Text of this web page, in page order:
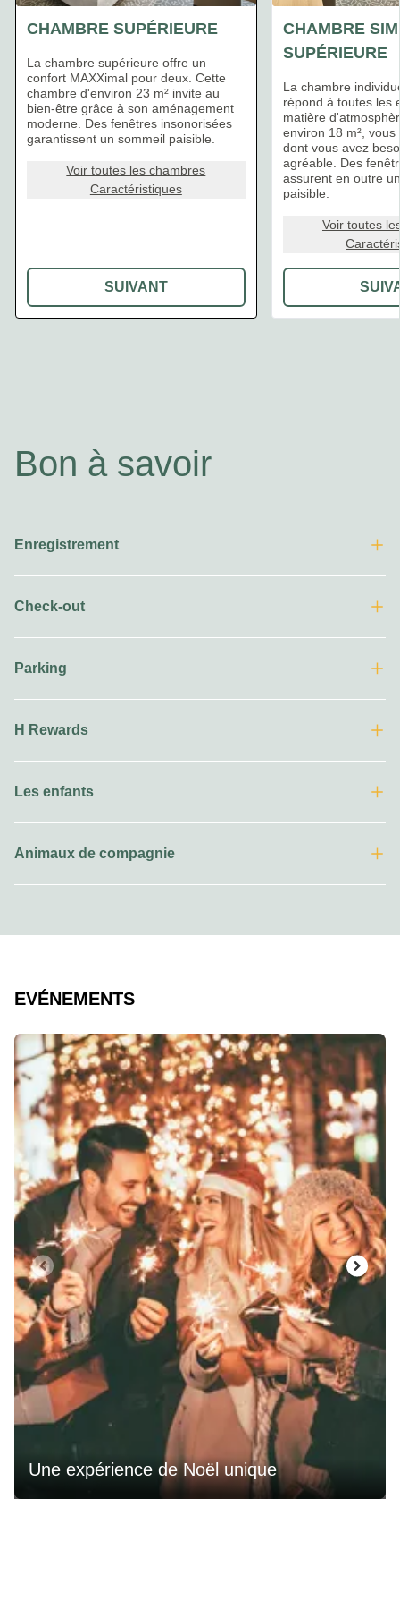
CHAMBRE SUPÉRIEURE
La chambre supérieure offre un
confort MAXXimal pour deux. Cette
chambre d'environ 23 m² invite au
bien-être grâce à son aménagement
moderne. Des fenêtres insonorisées
garantissent un sommeil paisible.
Voir toutes les chambres
Caractéristiques
SUIVANT
CHAMBRE
SUPÉRIEURE
La chambre
répond à toutes les
matière
environ 18 m²,
dont vous avez
agréable. Des
assurent en outre
paisible.
Voir toutes
Bon à savoir
Enregistrement
Check-out
Parking
H Rewards
Les enfants
Animaux de compagnie
EVÉNEMENTS
Diapositive 1 de 2
Une expérience de Noël unique